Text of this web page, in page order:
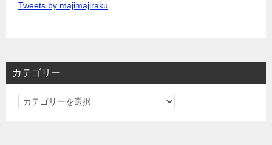
Tweets by majimajiraku
カテゴリー
カ